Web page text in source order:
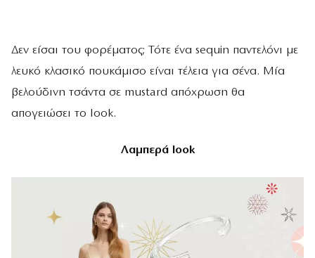
Δεν είσαι του φορέματος; Τότε ένα sequin παντελόνι με
λευκό κλασικό πουκάμισο είναι τέλεια για σένα. Mία
βελούδινη τσάντα σε mustard απόχρωση θα
απογειώσει το look.
Λαμπερά look